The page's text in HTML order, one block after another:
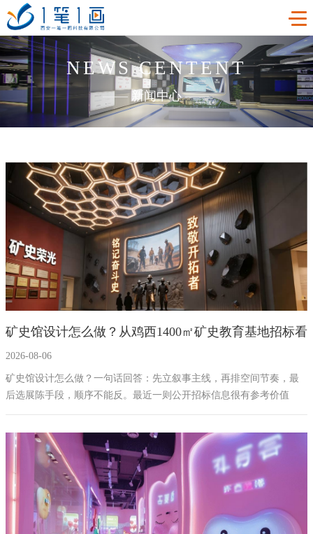
首页
工程案例
廉政警示展厅
法治教育基地
禁毒教育基地
红色党建教育基地
VR虚拟现实
AR增强现实
触控一体机
创新展项
互动投影
数字沙盘
新闻中心
公司新闻
展厅资讯
常见问题
关于我们
企业简介
企业文化
荣誉资质
加入我们
合作代理
诚聘精英
联系我们
联系我们
NEWS CENTENT
—— 新闻中心 ——
矿史馆设计怎么做？从鸡西1400㎡矿史教育基地招标看
规划要点
2026-08-06
矿史馆设计怎么做？一句话回答：先立叙事主线，再排空间节奏，最
后选展陈手段，顺序不能反。最近一则公开招标信息很有参考价值
——鸡西矿业公司党委党校矿史教育基地深化改造工程（招标编号
算257.95万元（信息来源：招标公告）。本文从专业角度，拆解这类矿
史馆、企业史馆应该怎么规划。 矿史馆不是老照片墙，是给精神立传
的地方。想明白这一点，后面所有设计动作都有了方向。